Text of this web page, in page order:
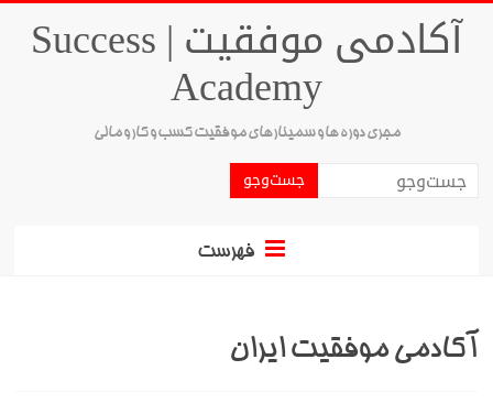
آکادمی موفقیت | Success
Academy
مجری دوره ها و سمینارهای موفقیت کسب و کار و مالی
فهرست
آکادمی موفقیت ایران